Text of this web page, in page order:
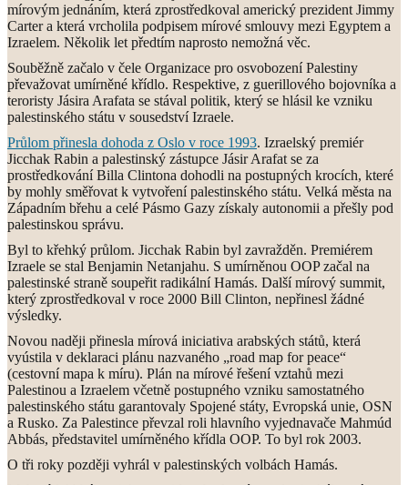
mírovým jednáním, která zprostředkoval americký prezident Jimmy
Carter a která vrcholila podpisem mírové smlouvy mezi Egyptem a
Izraelem. Několik let předtím naprosto nemožná věc.
Souběžně začalo v čele Organizace pro osvobození Palestiny
převažovat umírněné křídlo. Respektive, z guerillového bojovníka a
teroristy Jásira Arafata se stával politik, který se hlásil ke vzniku
palestinského státu v sousedství Izraele.
Průlom přinesla dohoda z Oslo v roce 1993. Izraelský premiér
Jicchak Rabin a palestinský zástupce Jásir Arafat se za
prostředkování Billa Clintona dohodli na postupných krocích, které
by mohly směřovat k vytvoření palestinského státu. Velká města na
Západním břehu a celé Pásmo Gazy získaly autonomii a přešly pod
palestinskou správu.
Byl to křehký průlom. Jicchak Rabin byl zavražděn. Premiérem
Izraele se stal Benjamin Netanjahu. S umírněnou OOP začal na
palestinské straně soupeřit radikální Hamás. Další mírový summit,
který zprostředkoval v roce 2000 Bill Clinton, nepřinesl žádné
výsledky.
Novou naději přinesla mírová iniciativa arabských států, která
vyústila v deklaraci plánu nazvaného „road map for peace“
(cestovní mapa k míru). Plán na mírové řešení vztahů mezi
Palestinou a Izraelem včetně postupného vzniku samostatného
palestinského státu garantovaly Spojené státy, Evropská unie, OSN
a Rusko. Za Palestince převzal roli hlavního vyjednavače Mahmúd
Abbás, představitel umírněného křídla OOP. To byl rok 2003.
O tři roky později vyhrál v palestinských volbách Hamás.